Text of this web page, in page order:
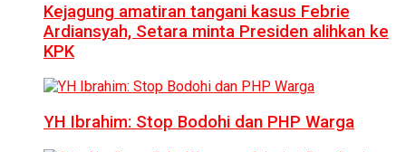
Kejagung amatiran tangani kasus Febrie
Ardiansyah, Setara minta Presiden alihkan ke
KPK
YH Ibrahim: Stop Bodohi dan PHP Warga